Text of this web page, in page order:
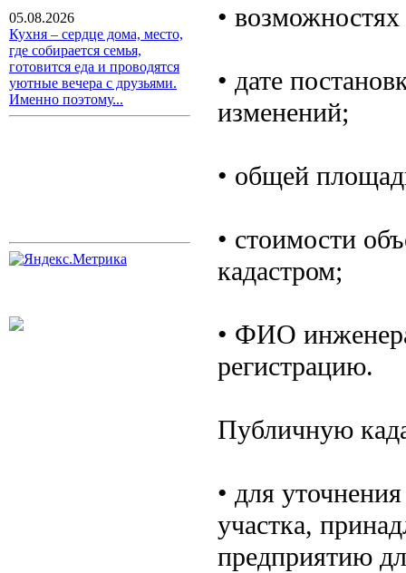
05.08.2026
Кухня – сердце дома, место,
где собирается семья,
готовится еда и проводятся
уютные вечера с друзьями.
Именно поэтому...
•
• дате
изменений;
• общей
• стоимости
кадастром;
• ФИО
регистрацию.
Публичную
• для
участка,
предприятию